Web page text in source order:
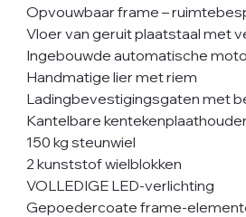
Opvouwbaar frame –
Vloer van geruit plaatstaal met
Ingebouwde automatische
Handmatige lier met riem
Ladingbevestigingsgaten met
Kantelbare kentekenplaathouder
150 kg steunwiel
2 kunststof wielblokken
VOLLEDIGE LED-verlichting
Gepoedercoate frame-